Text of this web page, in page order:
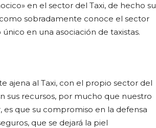
en el sector del Taxi, de hecho su
sobradamente conoce el sector
en una asociación de taxistas.
ajena al Taxi, con el propio sector del
sus recursos, por mucho que nuestro
que su compromiso en la defensa
que se dejará la piel